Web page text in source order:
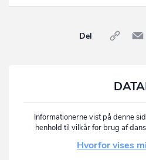
Del
Informationerne vist på denne
henhold til vilkår for brug af
Hvorfor vises